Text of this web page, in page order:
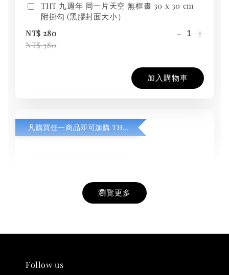
THT 九週年 同一片天空 無框畫 30 x 30 cm
附掛勾 (黑膠封面大小）
NT$ 280
NT$ 380
- +
加入購物車
凡購買任一商品即可加購 THT 九週年紀念 T-shirt
THT 九週年紀念 T-shirt
瀏覽更多
Follow us